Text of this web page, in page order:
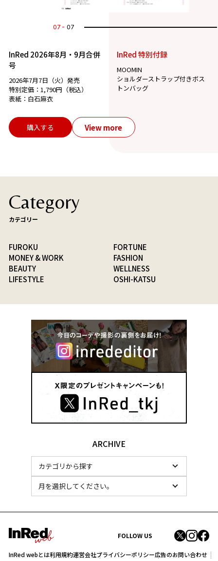
07 07
InRed 2026年8月・9月合併
号
2026年7月7日（火）発売
特別定価：1,790円（税込）
表紙：白石麻衣
InRed 特別付録
MOOMIN
ショルダーストラップ付きボス
トンバッグ
購入する View more
Category
カテゴリー
FUROKU
FORTUNE
MONEY & WORK
FASHION
BEAUTY
WELLNESS
LIFESTYLE
OSHI-KATSU
ARCHIVE
FOLLOW US
InRed webとは利用規約運営会社プライバシーポリシー広告のお問い合わせ